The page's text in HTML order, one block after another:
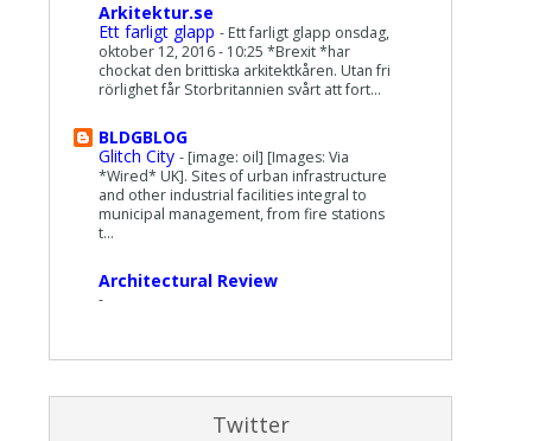
Arkitektur.se
Ett farligt glapp - Ett farligt glapp onsdag,
oktober 12, 2016 - 10:25 *Brexit *har
chockat den brittiska arkitektkåren. Utan fri
rörlighet får Storbritannien svårt att fort...
BLDGBLOG
Glitch City - [image: oil] [Images: Via
*Wired* UK]. Sites of urban infrastructure
and other industrial facilities integral to
municipal management, from fire stations
t...
Architectural Review
-
Twitter